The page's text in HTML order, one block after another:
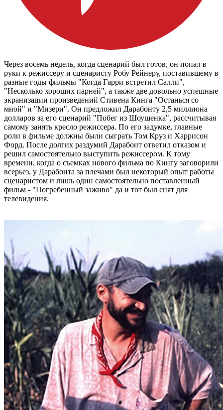
Через восемь недель, когда сценарий был готов, он попал в
руки к режиссеру и сценаристу Робу Рейнеру, поставившему в
разные годы фильмы "Когда Гарри встретил Салли",
"Несколько хороших парней", а также две довольно успешные
экранизации произведений Стивена Кинга "Останься со
мной" и "Мизери". Он предложил Дарабонту 2,5 миллиона
долларов за его сценарий "Побег из Шоушенка", рассчитывая
самому занять кресло режиссера. По его задумке, главные
роли в фильме должны были сыграть Том Круз и Харрисон
Форд. После долгих раздумий Дарабонт ответил отказом и
решил самостоятельно выступить режиссером. К тому
времени, когда о съемках нового фильма по Кингу заговорили
всерьез, у Дарабонта за плечами был некоторый опыт работы
сценаристом и лишь один самостоятельно поставленный
фильм - "Погребенный заживо" да и тот был снят для
телевидения.